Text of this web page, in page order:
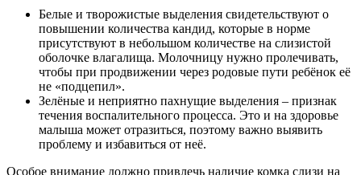
Белые и творожистые выделения свидетельствуют о
повышении количества кандид, которые в норме
присутствуют в небольшом количестве на слизистой
оболочке влагалища. Молочницу нужно пролечивать,
чтобы при продвижении через родовые пути ребёнок её
не «подцепил».
Зелёные и неприятно пахнущие выделения – признак
течения воспалительного процесса. Это и на здоровье
малыша может отразиться, поэтому важно выявить
проблему и избавиться от неё.
Особое внимание должно привлечь наличие комка слизи на